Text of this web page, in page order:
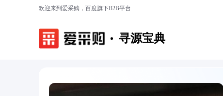
欢迎来到爱采购，百度旗下B2B平台
寻源宝典